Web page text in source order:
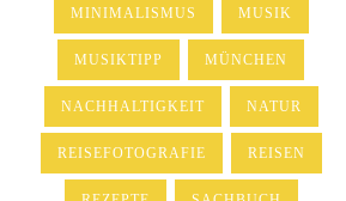
MINIMALISMUS MUSIK
MUSIKTIPP MÜNCHEN
NACHHALTIGKEIT NATUR
REISEFOTOGRAFIE REISEN